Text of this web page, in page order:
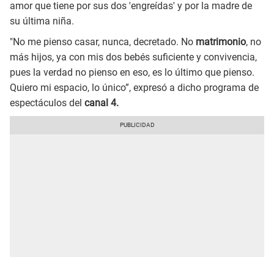
amor que tiene por sus dos 'engreídas' y por la madre de
su última niña.
"No me pienso casar, nunca, decretado. No matrimonio, no
más hijos, ya con mis dos bebés suficiente y convivencia,
pues la verdad no pienso en eso, es lo último que pienso.
Quiero mi espacio, lo único”, expresó a dicho programa de
espectáculos del canal 4.